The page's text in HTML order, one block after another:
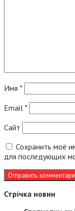
Имя *
Email *
Сайт
Сохранить моё
для последующих
Стрічка новин